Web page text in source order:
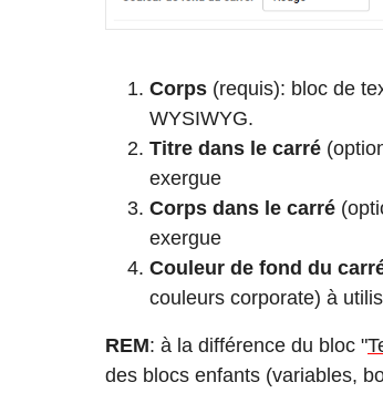
Corps (requis): bloc de
WYSIWYG.
Titre dans le carré
exergue
Corps dans le carré
exergue
Couleur de fond du
couleurs corporate) à
REM: à la différence du bloc "
des blocs enfants (variables,